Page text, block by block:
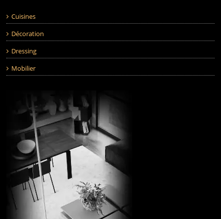
Cuisines
Décoration
Dressing
Mobilier